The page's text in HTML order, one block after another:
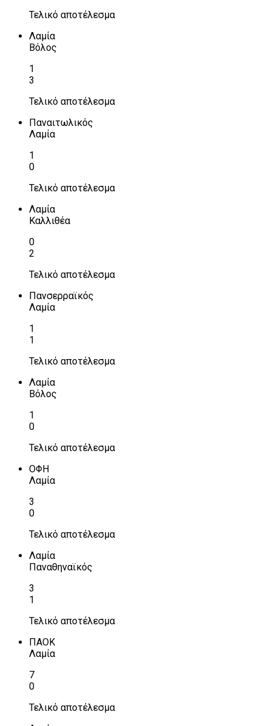
Τελικό αποτέλεσμα
Λαμία
Βόλος
1
3
Τελικό αποτέλεσμα
Παναιτωλικός
Λαμία
1
0
Τελικό αποτέλεσμα
Λαμία
Καλλιθέα
0
2
Τελικό αποτέλεσμα
Πανσερραϊκός
Λαμία
1
1
Τελικό αποτέλεσμα
Λαμία
Βόλος
1
0
Τελικό αποτέλεσμα
ΟΦΗ
Λαμία
3
0
Τελικό αποτέλεσμα
Λαμία
Παναθηναϊκός
3
1
Τελικό αποτέλεσμα
ΠΑΟΚ
Λαμία
7
0
Τελικό αποτέλεσμα